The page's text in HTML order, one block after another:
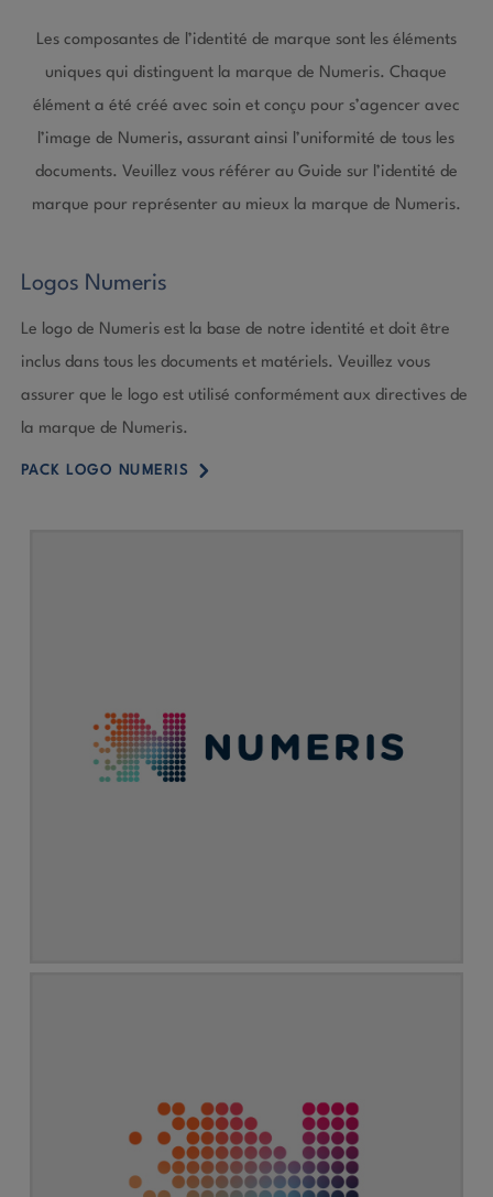
Les composantes de l’identité de marque sont les éléments
uniques qui distinguent la marque de Numeris. Chaque
élément a été créé avec soin et conçu pour s’agencer avec
l’image de Numeris, assurant ainsi l’uniformité de tous les
documents. Veuillez vous référer au Guide sur l’identité de
marque pour représenter au mieux la marque de Numeris.
Logos Numeris
Le logo de Numeris est la base de notre identité et doit être
inclus dans tous les documents et matériels. Veuillez vous
assurer que le logo est utilisé conformément aux directives de
la marque de Numeris.
PACK LOGO NUMERIS 5